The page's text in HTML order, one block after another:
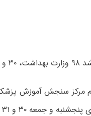
بود.
مرکز سنجش آموزش